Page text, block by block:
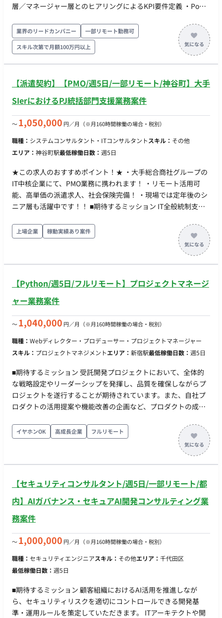
層／マネージャー層とのヒアリングによるKPI要件定義 ・PoC
フィードバック取りまとめ ・データソース（データレイク・デ
ータマート・AWS等）との連携設計や、データ可視化要件の整
理 ・社内外ステークホルダー（経営層・現場・開発ベンダー
等）との合意形成、進行管理 BIツール選定、開発進行、品質管
単価：～110万円※スキル見合い ■稼働：100％※応相談 ■稼働
形態：基本リモート ※関東近郊顧客先へのヒアリングなど オン
業界のリードカンパニー
一部リモート勤務可
スキル次第で月額100万円以上
【派遣契約】【PMO/週5日/一部リモート/神谷町】大手
SIerにおけるPJ統括部門支援業務案件
〜1,050,000 円／月 （※月160時間稼働の場合・税別）
職種： システムコンサルタント・ITコンサルタントスキル： その他
エリア： 神谷町駅最低稼働日数： 週5日
★この求人のおすすめポイント！★ ・大手総合商社グループの
IT中核企業にて、PMO業務に携われます！ ・リモート活用可
能、高単価の派遣求人、社会保険完備！ ・現場では定年後のシ
ニア層も活躍中です！！ ■期待するミッション IT全般統制支援
質管理 関係者との調整およびコミュニケーション ■ 雇用形態 派
遣社員（週20時間以上のため、社会保険加入必須） ■ 給与 時
す。 ■ 勤務地：東京（最寄り駅：神谷町駅すぐ） ※週3～週5出
／休憩1時間） ※残業：ほぼなし ■ 休日・休暇 完全週休2日制
（土日祝） 年次有給休暇（規定に基づき、就業開始から6ヶ月
康保険、厚生年金、雇用保険、労災保険） 交通費全額支給 ■そ
上場企業 稼動実績あり案件
【Python/週5日/フルリモート】プロジェクトマネージ
ャー業務案件
〜1,040,000 円／月 （※月160時間稼働の場合・税別）
職種： Webディレクター・プロデューサー・プロジェクトマネージャー
スキル： プロジェクトマネジメントエリア： 新宿駅最低稼働日数： 週5日
■期待するミッション 受託開発プロジェクトにおいて、全体的
な戦略設定やリーダーシップを発揮し、品質を確保しながらプ
ロジェクトを遂行することが期待されています。また、自社プ
ロダクトの活用提案や機能改善の企画など、プロダクトの成長
スキルや経験に応じて、リードクラスまたはメンバークラスの
プロジェクトマネジメント業務全般を担当します。 ・プロジェ
クト計画の策定、要件収集・分析、タイムライン設定 ・リソー
ス・予算の割り当て、進捗管理、課題管理 ・ステークホルダー
携、受託開発の管理 ・チームメンバーとのコミュニケーション
や調整、資料準備 【担当工程：要件定義・設計・テスト・保守
TypeScript ・FW：Kedro, MLflow, AWS, GCP, Azure, OpenAI,
Pinecone, Labelbox ・DB：Redshift, Snowflake, BigQuery ・
インフラ：Docker ■働き方 ・稼働量：週5日 ・リモート稼働：
フルリモート ・フレックス稼働：可能（日中帯に連絡が取れる
ことは必須で、コアタイムや指定はありませんが、基本的には
イヤホンOK 高成長企業 フルリモート
【セキュリティコンサルタント/週5日/一部リモート/都
内】AIガバナンス・セキュアAI開発コンサルティング業
務案件
〜1,000,000 円／月 （※月160時間稼働の場合・税別）
職種： セキュリティエンジニアスキル： その他エリア： 千代田区
最低稼働日数： 週5日
■期待するミッション 顧客組織におけるAI活用を推進しなが
ら、セキュリティリスクを適切にコントロールできる開発基
準・運用ルールを策定していただきます。 ITアーキテクトや開